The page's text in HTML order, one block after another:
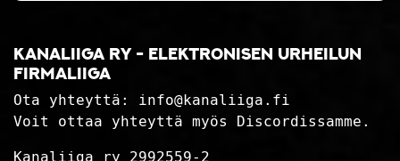
Kanaliiga ry - elektronisen urheilun
firmaliiga
Ota yhteyttä: info@kanaliiga.fi
Voit ottaa yhteyttä myös Discordissamme.
Kanaliiga ry 2992559-2